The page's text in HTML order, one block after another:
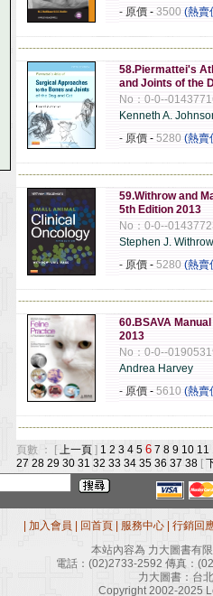
- 原價 - 3500 (熱賣
58.Piermattei's
and Joints of the
No：0-0--
Kenneth A.
- 原價 - 5280 (熱賣
59.Withrow and
5th Edition 2013
No：0-0--
Stephen J. Withrow
- 原價 - 5280 (熱賣
60.BSAVA
2013
No：0-0--
Andrea Harvey
- 原價 - 5610 (熱賣
頁數 ： [ 上一頁 ] 1 2 3 4 5 6 7 8 9 10 11
27 28 29 30 31 32 33 34 35 36 37 38 [
加入會員 回首頁 服務中心
行銷回
本站內容為 力大圖書有
電話： (02)2733-2592 傳真：
力大圖書：台
Copyright 2002-2025